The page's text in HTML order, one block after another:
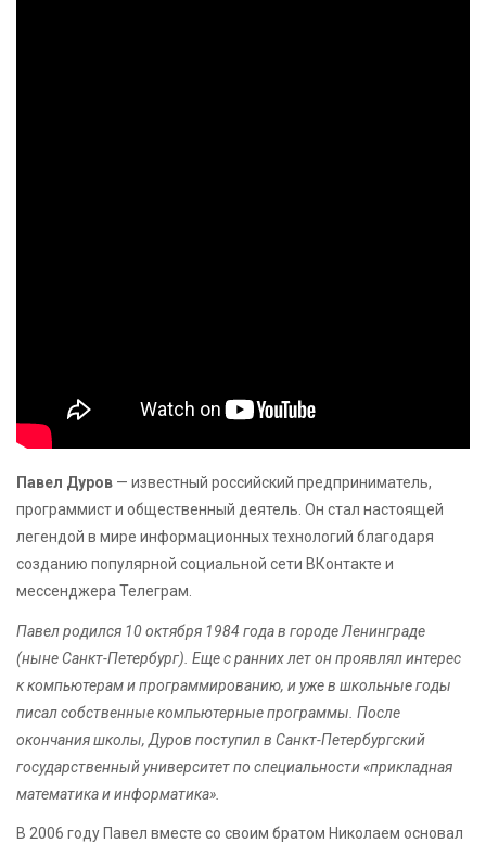
Павел Дуров — известный российский предприниматель,
программист и общественный деятель. Он стал настоящей
легендой в мире информационных технологий благодаря
созданию популярной социальной сети ВКонтакте и
мессенджера Телеграм.
Павел родился 10 октября 1984 года в городе Ленинграде
(ныне Санкт-Петербург). Еще с ранних лет он проявлял интерес
к компьютерам и программированию, и уже в школьные годы
писал собственные компьютерные программы. После
окончания школы, Дуров поступил в Санкт-Петербургский
государственный университет по специальности «прикладная
математика и информатика».
В 2006 году Павел вместе со своим братом Николаем основал